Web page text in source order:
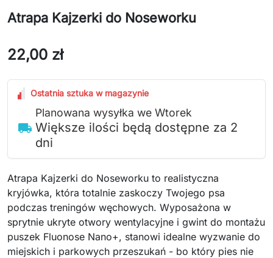
Atrapa Kajzerki do Noseworku
22,00 zł
Ostatnia sztuka w magazynie
local_shipping
Planowana wysyłka we Wtorek
Większe ilości będą dostępne za 2
dni
Atrapa Kajzerki do Noseworku to realistyczna
kryjówka, która totalnie zaskoczy Twojego psa
podczas treningów węchowych. Wyposażona w
sprytnie ukryte otwory wentylacyjne i gwint do montażu
puszek Fluonose Nano+, stanowi idealne wyzwanie do
miejskich i parkowych przeszukań - bo który pies nie